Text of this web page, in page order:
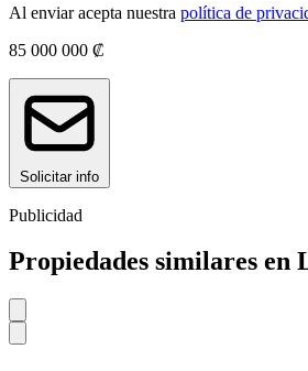
Al enviar acepta nuestra política de
85 000 000 ₡
Solicitar info
Publicidad
Propiedades similares en